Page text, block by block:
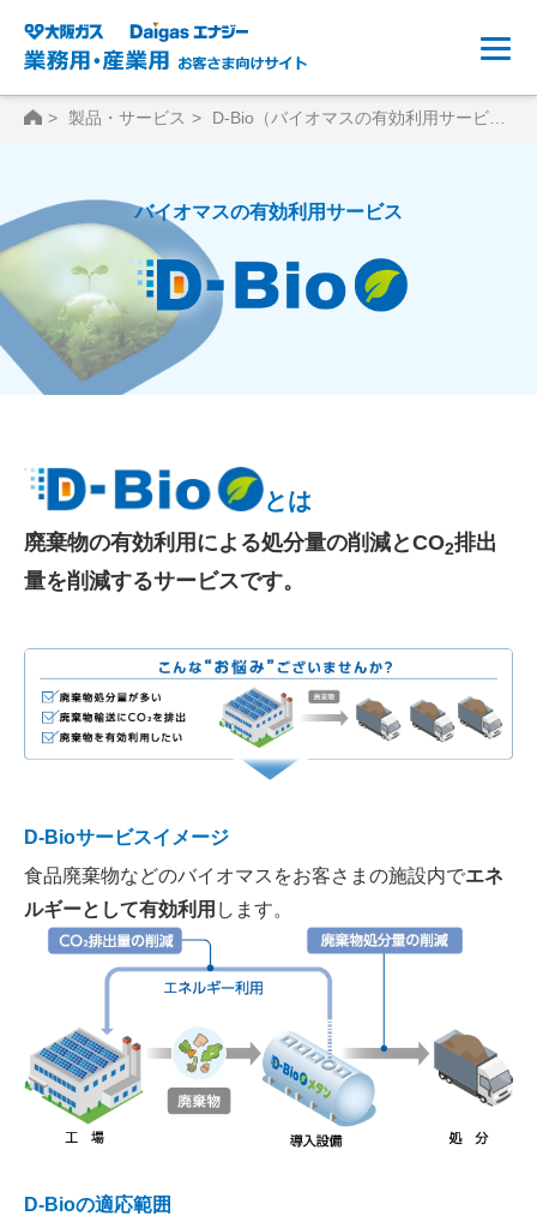
HOME製品・サービス D-Bio（バイオマスの有効利用サービス）
バイオマスの有効利用サービス
とは
廃棄物の有効利用による処分量の削減とCO2排出
量を削減するサービスです。
D-Bioサービスイメージ
食品廃棄物などのバイオマスをお客さまの施設内でエネ
ルギーとして有効利用 します。
D-Bioの適応範囲